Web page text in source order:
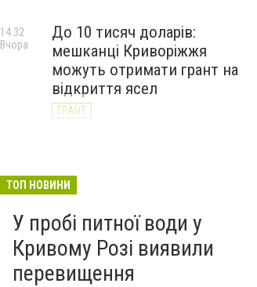
До 10 тисяч доларів:
мешканці Криворіжжя
можуть отримати грант на
відкриття ясел
ГРАНТ
14:32
Вчора
загибель криворізького
Чучмая
ТОП НОВИНИ
У пробі питної води у
Кривому Розі виявили
перевищення